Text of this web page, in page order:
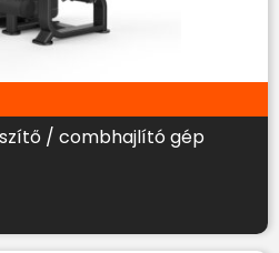
/ combhajlító gép